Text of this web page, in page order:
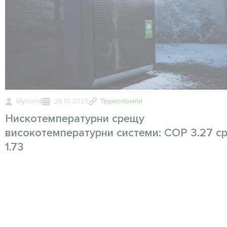
Mycond 28.10.2025 Термопомпи
Нискотемпературни срещу
високотемпературни системи: COP 3.27
1.73